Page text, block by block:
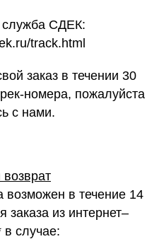
служба СДЕК:
track.html
заказ в течении 30
номера, пожалуйста
с нами.
возможен в течение 14
заказа из интернет–
в случае: